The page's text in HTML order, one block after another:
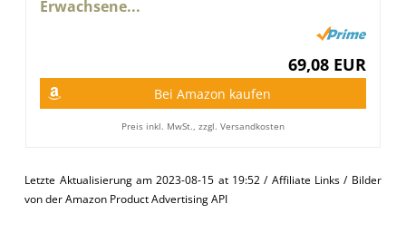
Erwachsene...
69,08 EUR
Bei Amazon kaufen
Preis inkl. MwSt., zzgl. Versandkosten
Letzte Aktualisierung am 2023-08-15 at 19:52 / Affiliate Links / Bilder
von der Amazon Product Advertising API